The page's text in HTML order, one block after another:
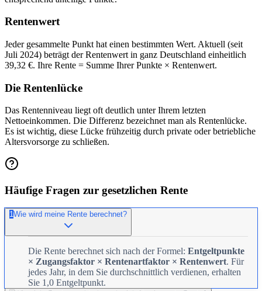
Rentenwert
Jeder gesammelte Punkt hat einen bestimmten Wert. Aktuell (seit
Juli 2024) beträgt der Rentenwert in ganz Deutschland einheitlich
39,32 €. Ihre Rente = Summe Ihrer Punkte × Rentenwert.
Die Rentenlücke
Das Rentenniveau liegt oft deutlich unter Ihrem letzten
Nettoeinkommen. Die Differenz bezeichnet man als Rentenlücke.
Es ist wichtig, diese Lücke frühzeitig durch private oder betriebliche
Altersvorsorge zu schließen.
Häufige Fragen zur gesetzlichen Rente
1 Wie wird meine Rente berechnet?
Die Rente berechnet sich nach der Formel: Entgeltpunkte
× Zugangsfaktor × Rentenartfaktor × Rentenwert. Für
jedes Jahr, in dem Sie durchschnittlich verdienen, erhalten
Sie 1,0 Entgeltpunkt.